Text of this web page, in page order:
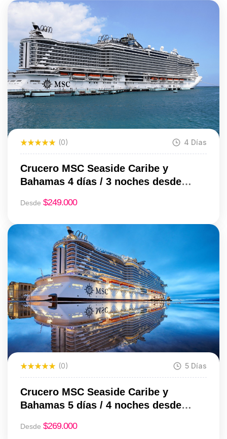
(0) 4 Días
Crucero MSC Seaside Caribe y
Bahamas 4 días / 3 noches desde
Desde $249.000
(0) 5 Días
Crucero MSC Seaside Caribe y
Bahamas 5 días / 4 noches desde
Desde $269.000